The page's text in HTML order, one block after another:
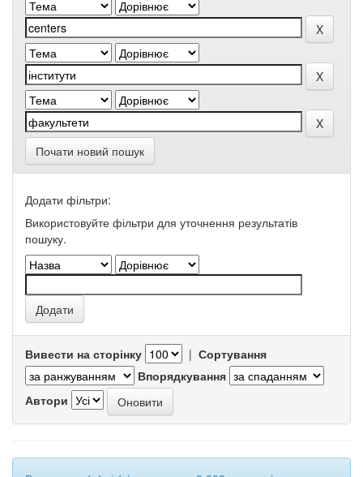
Почати новий пошук
Додати фільтри:
Використовуйте фільтри для уточнення результатів
пошуку.
Вивести на сторінку | Сортування
Впорядкування
Автори